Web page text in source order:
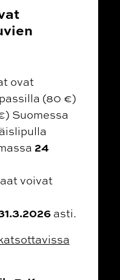
ovat
(80 €)
Suomessa
24
voivat
asti.